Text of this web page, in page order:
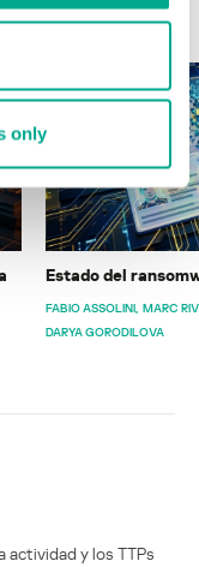
only
Estado del
FABIO ASSOLINI MARC
DARYA GORODILOVA
actividad y los TTPs